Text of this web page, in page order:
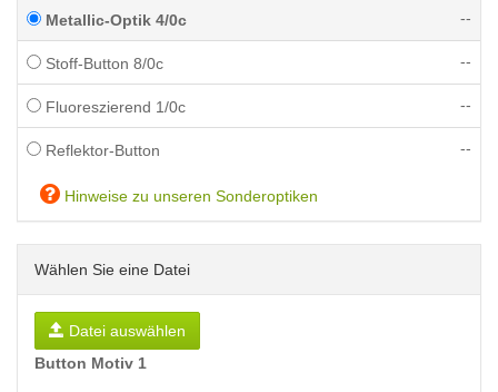
Metallic-Optik 4/0c --
Stoff-Button 8/0c --
Fluoreszierend 1/0c --
Reflektor-Button --
Hinweise zu unseren Sonderoptiken
Wählen Sie eine Datei
Datei auswählen
Button Motiv 1